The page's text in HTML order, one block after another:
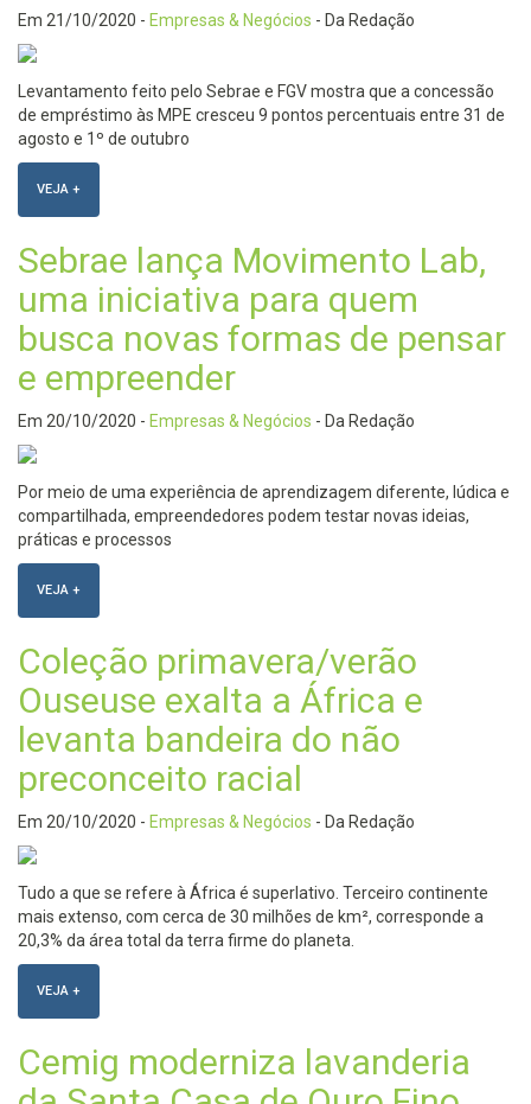
Em 21/10/2020 - Empresas & Negócios - Da Redação
Levantamento feito pelo Sebrae e FGV mostra que a concessão
de empréstimo às MPE cresceu 9 pontos percentuais entre 31 de
agosto e 1º de outubro
VEJA +
Sebrae lança Movimento Lab,
uma iniciativa para quem
busca novas formas de pensar
e empreender
Em 20/10/2020 - Empresas & Negócios - Da Redação
Por meio de uma experiência de aprendizagem diferente, lúdica e
compartilhada, empreendedores podem testar novas ideias,
práticas e processos
VEJA +
Coleção primavera/verão
Ouseuse exalta a África e
levanta bandeira do não
preconceito racial
Em 20/10/2020 - Empresas & Negócios - Da Redação
Tudo a que se refere à África é superlativo. Terceiro continente
mais extenso, com cerca de 30 milhões de km², corresponde a
20,3% da área total da terra firme do planeta.
VEJA +
Cemig moderniza lavanderia